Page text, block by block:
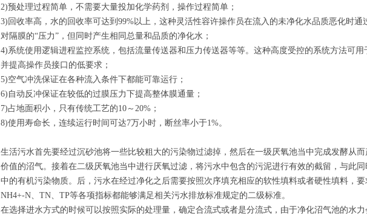
2)预处理过程简单，不需要大量投加化学药剂，操作过程简单；
3)回收率高，水的回收率可达到99%以上，这种灵活性容许操作员在流入的未净化水品质恶化时通
对隔膜的“压力”，但同时产生相同总量和品质的净化水；
4)系统使用逻辑进程监控系统，包括流量传送器和压力传送器等等。这种高度受控的系统方法可用
并提高操作员接口的低要求；
5)空气冲洗保证在各种流入条件下都能可靠运行；
6)自动反冲保证在较低的过膜压力下提高整体膜通量；
7)占地面积小，只有传统工艺的10～20%；
8)使用寿命长，连续运行时间可达7万小时，断丝率小于1%。
生活污水首先要经过沉砂池将一些比较粗大的污染物过滤掉，然后在一级厌氧池当中完成发酵从
价值的沼气。接着在二级厌氧池当中进行厌氧过滤，将污水中包含的污泥进行有效的截留，与此
中的有机污染物质。后，污水在经过净化之后需要按照次序填充相应的软性填料或者硬性填料，要
NH4+-N、TN、TP等各项指标都能够满足相关污水排放标准规定的二级标准。
在选择进水方式的时候可以按照实际的处理量，确定合流式或者是分流式，由于净化沼气池的水